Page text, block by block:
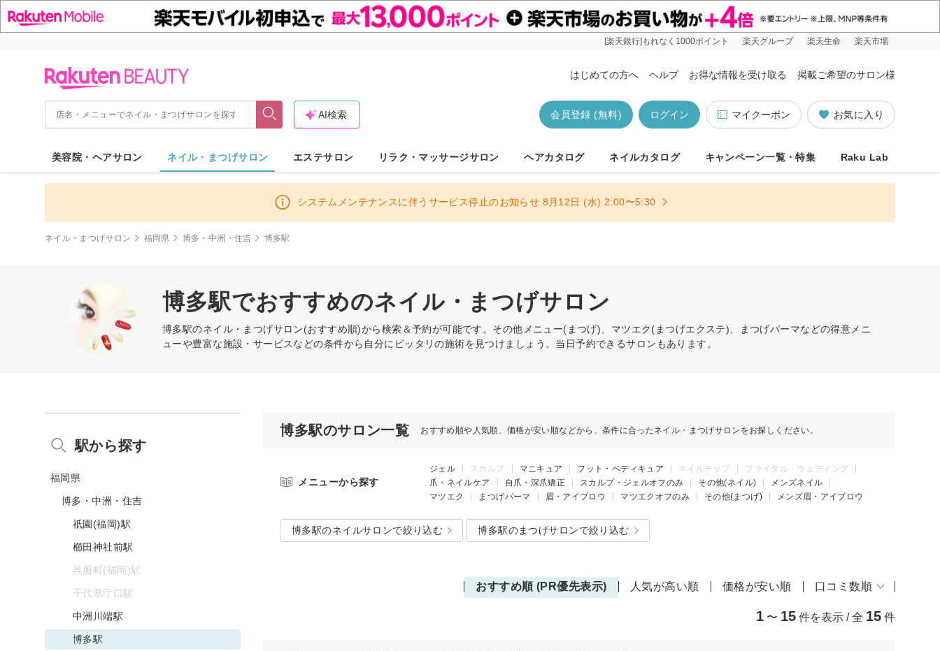
[楽天銀行]もれなく1000ポイント 楽天グループ 楽天生命 楽天市場
はじめての方へ ヘルプ お得な情報を受け取る 掲載ご希望のサロン様
お気に入り
マイクーポン
ログイン
会員登録 (無料)
AI検索
美容院・ヘアサロン ネイル・まつげサロン エステサロン リラク・マッサージサロン ヘアカタログ ネイルカタログ キャンペーン一覧・特集 Raku Lab
システムメンテナンスに伴うサービス停止のお知らせ 8月12日 (水) 2:00〜5:30
ネイル・まつげサロン 福岡県 博多・中洲・住吉 博多駅
博多駅でおすすめのネイル・まつげサロン
博多駅のネイル・まつげサロン(おすすめ順)から検索＆予約が可能です。その他メニュー(まつげ)、マツエク(まつげエクステ)、まつげパーマなどの得意メニ
ューや豊富な施設・サービスなどの条件から自分にピッタリの施術を見つけましょう。当日予約できるサロンもあります。
博多駅のサロン一覧 おすすめ順や人気順、価格が安い順などから、条件に合ったネイル・まつげサロンをお探しください。
メニューから探す
ジェル スカルプ マニキュア フット・ペディキュア ネイルチップ
ブライダル・ウェディング
爪・ネイルケア
自爪・深爪矯正 スカルプ・ジェルオフのみ その他(ネイル)
メンズネイル
マツエク
まつげパーマ 眉・アイブロウ マツエクオフのみ その他(まつげ) メンズ眉・アイブロウ
博多駅のネイルサロンで絞り込む 博多駅のまつげサロンで絞り込む
おすすめ順 (PR優先表示) 人気が高い順 価格が安い順 口コミ数順
1 〜 15 件を表示 / 全 15 件
駅から探す
福岡県
博多・中洲・住吉
祇園(福岡)駅
櫛田神社前駅
呉服町(福岡)駅
千代県庁口駅
中洲川端駅
博多駅